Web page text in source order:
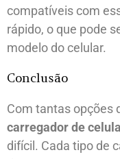
compatíveis com
rápido, o que pode
modelo do celular.
Conclusão
Com tantas opções
carregador de
difícil. Cada tipo de